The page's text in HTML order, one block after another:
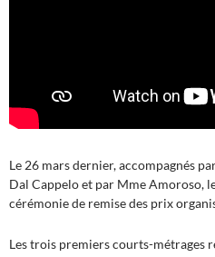
Le 26 mars dernier, accompagnés
Dal Cappelo et par Mme Amoroso,
cérémonie de remise des prix
Les trois premiers courts-métrages